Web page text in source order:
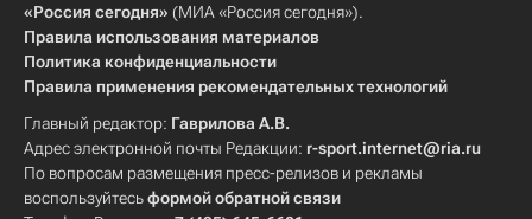
«Россия сегодня» (МИА «Россия сегодня»).
Правила использования материалов
Политика конфиденциальности
Правила применения рекомендательных технологий
Главный редактор: Гаврилова А.В.
Адрес электронной почты Редакции: r-sport.internet@ria.ru
По вопросам размещения пресс-релизов и рекламы
воспользуйтесьформой обратной связи